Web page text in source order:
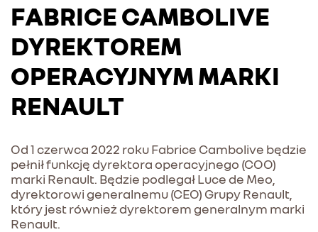
FABRICE CAMBOLIVE
DYREKTOREM
OPERACYJNYM MARKI
RENAULT
Od 1 czerwca 2022 roku Fabrice Cambolive będzie
pełnił funkcję dyrektora operacyjnego (COO)
marki Renault. Będzie podlegał Luce de Meo,
dyrektorowi generalnemu (CEO) Grupy Renault,
który jest również dyrektorem generalnym marki
Renault.